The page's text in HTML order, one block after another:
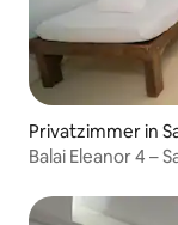
Privatzimmer in
Balai Eleanor 4 –